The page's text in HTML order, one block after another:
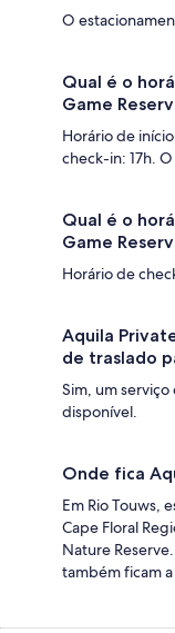
O
Qual é o
Game
Horário de
check-in: 17h.
Qual é o
Game
Horário de
Aquila
de traslado
Sim, um
disponível.
Onde fica
Em Rio Touws,
Cape Floral
Nature
também ficam